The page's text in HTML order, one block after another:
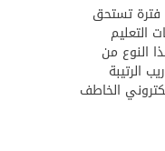
فترة تستحق
التعليم
النوع من
الرتيبة
الخاطف